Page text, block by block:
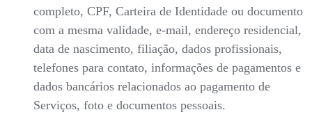
completo, CPF, Carteira de Identidade ou documento
com a mesma validade, e-mail, endereço residencial,
data de nascimento, filiação, dados profissionais,
telefones para contato, informações de pagamentos e
dados bancários relacionados ao pagamento de
Serviços, foto e documentos pessoais.